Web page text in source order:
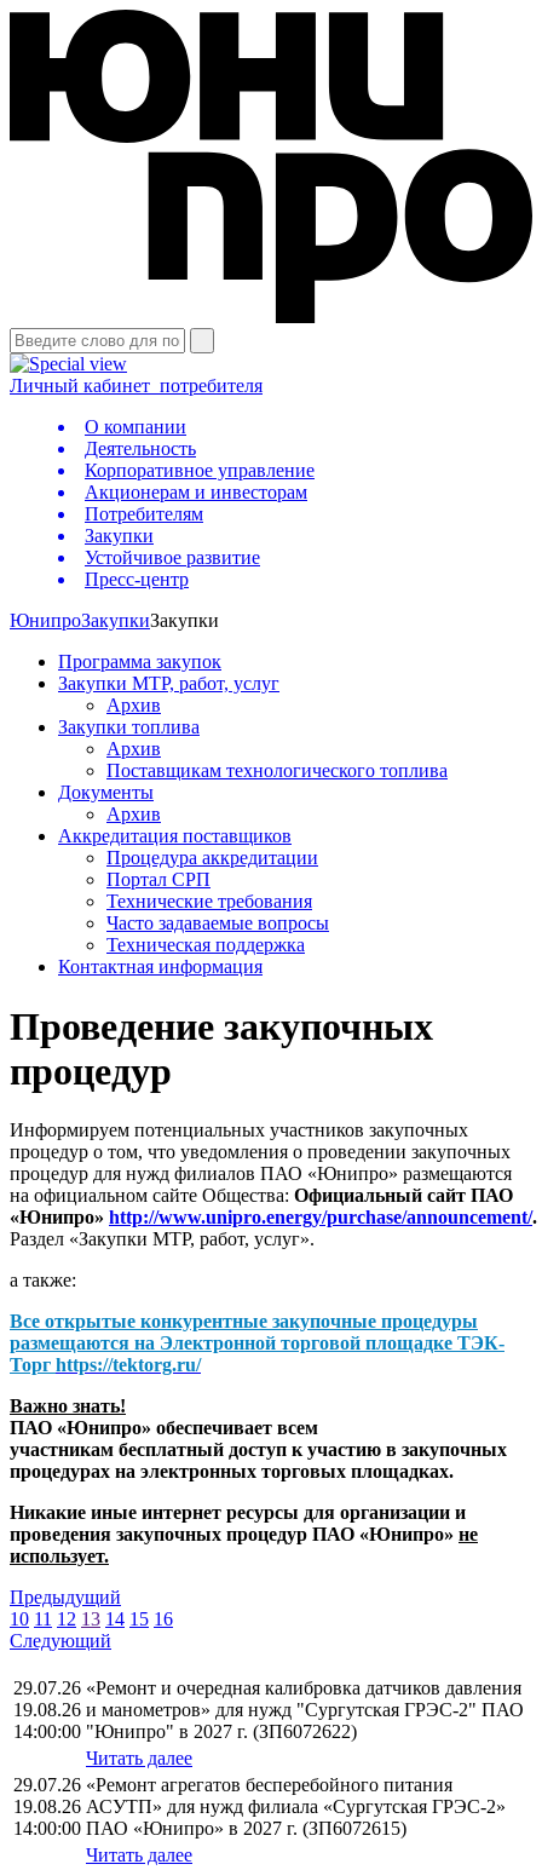
Личный кабинет потребителя
О компании
Деятельность
Корпоративное управление
Акционерам и инвесторам
Потребителям
Закупки
Устойчивое развитие
Пресс-центр
ЮнипроЗакупкиЗакупки
Программа закупок
Закупки МТР, работ, услуг
Архив
Закупки топлива
Архив
Поставщикам технологического топлива
Документы
Архив
Аккредитация поставщиков
Процедура аккредитации
Портал СРП
Технические требования
Часто задаваемые вопросы
Техническая поддержка
Контактная информация
Проведение закупочных
процедур
Информируем потенциальных участников закупочных
процедур о том, что уведомления о проведении закупочных
процедур для нужд филиалов ПАО «Юнипро» размещаются
на официальном сайте Общества: Официальный сайт ПАО
«Юнипро» http://www.unipro.energy/purchase/announcement/.
Раздел «Закупки МТР, работ, услуг».
а также:
Все открытые конкурентные закупочные процедуры
размещаются на Электронной торговой площадке ТЭК-
Торг https://tektorg.ru/
Важно знать!
ПАО «Юнипро» обеспечивает всем
участникам бесплатный доступ к участию в закупочных
процедурах на электронных торговых площадках.
Никакие иные интернет ресурсы для организации и
проведения закупочных процедур ПАО «Юнипро» не
использует.
Предыдущий
10 11 12 13 14 15 16
Следующий
29.07.26
19.08.26
14:00:00
«Ремонт и очередная калибровка датчиков давления
и манометров» для нужд "Сургутская ГРЭС-2" ПАО
"Юнипро" в 2027 г. (ЗП6072622)
Читать далее
29.07.26
19.08.26
14:00:00
«Ремонт агрегатов бесперебойного питания
АСУТП» для нужд филиала «Сургутская ГРЭС-2»
ПАО «Юнипро» в 2027 г. (ЗП6072615)
Читать далее